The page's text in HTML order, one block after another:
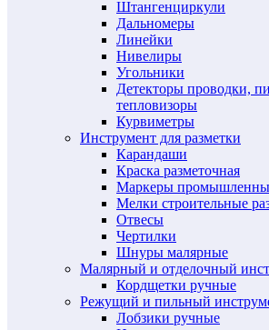
Штангенциркули
Дальномеры
Линейки
Нивелиры
Угольники
Детекторы проводки,
тепловизоры
Курвиметры
Инструмент для разметки
Карандаши
Краска разметочная
Маркеры
Мелки строительные
Отвесы
Чертилки
Шнуры малярные
Малярный и отделочный
Кордщетки ручные
Режущий и пильный
Лобзики ручные